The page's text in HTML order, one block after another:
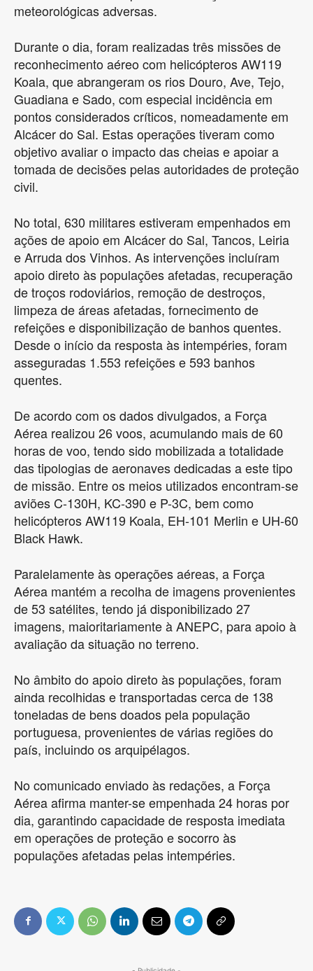
meteorológicas adversas.
Durante o dia, foram realizadas três missões de
reconhecimento aéreo com helicópteros AW119
Koala, que abrangeram os rios Douro, Ave, Tejo,
Guadiana e Sado, com especial incidência em
pontos considerados críticos, nomeadamente em
Alcácer do Sal. Estas operações tiveram como
objetivo avaliar o impacto das cheias e apoiar a
tomada de decisões pelas autoridades de proteção
civil.
No total, 630 militares estiveram empenhados em
ações de apoio em Alcácer do Sal, Tancos, Leiria
e Arruda dos Vinhos. As intervenções incluíram
apoio direto às populações afetadas, recuperação
de troços rodoviários, remoção de destroços,
limpeza de áreas afetadas, fornecimento de
refeições e disponibilização de banhos quentes.
Desde o início da resposta às intempéries, foram
asseguradas 1.553 refeições e 593 banhos
quentes.
De acordo com os dados divulgados, a Força
Aérea realizou 26 voos, acumulando mais de 60
horas de voo, tendo sido mobilizada a totalidade
das tipologias de aeronaves dedicadas a este tipo
de missão. Entre os meios utilizados encontram-se
aviões C-130H, KC-390 e P-3C, bem como
helicópteros AW119 Koala, EH-101 Merlin e UH-60
Black Hawk.
Paralelamente às operações aéreas, a Força
Aérea mantém a recolha de imagens provenientes
de 53 satélites, tendo já disponibilizado 27
imagens, maioritariamente à ANEPC, para apoio à
avaliação da situação no terreno.
No âmbito do apoio direto às populações, foram
ainda recolhidas e transportadas cerca de 138
toneladas de bens doados pela população
portuguesa, provenientes de várias regiões do
país, incluindo os arquipélagos.
No comunicado enviado às redações, a Força
Aérea afirma manter-se empenhada 24 horas por
dia, garantindo capacidade de resposta imediata
em operações de proteção e socorro às
populações afetadas pelas intempéries.